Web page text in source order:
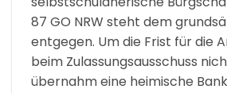
87 GO NRW steht dem
entgegen. Um die Frist für die
beim Zulassungsausschuss
übernahm eine heimische